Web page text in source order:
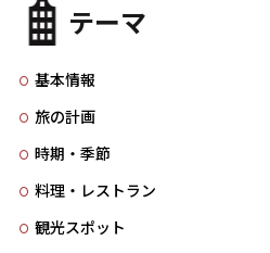
テーマ
基本情報
旅の計画
時期・季節
料理・レストラン
観光スポット